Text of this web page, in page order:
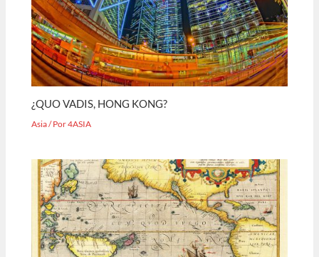
¿QUO VADIS, HONG KONG?
Asia/ Por4ASIA